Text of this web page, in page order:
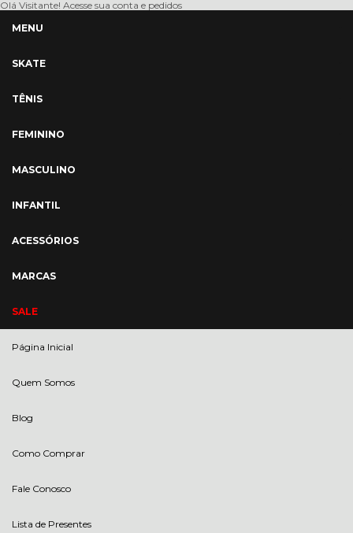
Olá Visitante! Acesse sua conta e pedidos
MENU
SKATE
TÊNIS
FEMININO
MASCULINO
INFANTIL
ACESSÓRIOS
MARCAS
SALE
Página Inicial
Quem Somos
Blog
Como Comprar
Fale Conosco
Lista de Presentes